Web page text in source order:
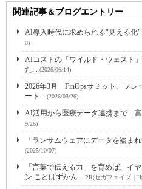
関連記事＆ブログエントリー
AI導入時代に求められる"見える化"
0)
AIコストの「ワイルド・ウェスト
た... (2026/06/14)
2026年3月 FinOpsサミット、フレ
ート... (2026/03/26)
AI活用から医療データ連携まで
9/26)
「ランサムウェアにデータを盗ま
(2025/10/07)
「言葉で伝える力」を育めば、
ン ことばずかん... PR(セガフェイブ｜